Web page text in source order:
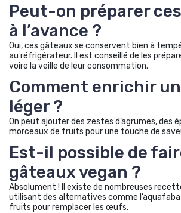
Peut-on préparer
à l’avance ?
Oui, ces gâteaux se conservent bien à
au réfrigérateur. Il est conseillé de les
voire la veille de leur consommation.
Comment enrichir
léger ?
On peut ajouter des zestes d’agrumes, des
morceaux de fruits pour une touche de
Est-il possible de
gâteaux vegan ?
Absolument ! Il existe de nombreuses
utilisant des alternatives comme l’aquafaba
fruits pour remplacer les œufs.